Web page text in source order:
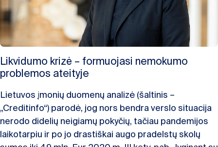
Likvidumo krizė – formuojasi nemokumo
problemos ateityje
Lietuvos įmonių duomenų analizė (šaltinis –
„Creditinfo“) parodė, jog nors bendra verslo situacija
nerodo didelių neigiamų pokyčių, tačiau pandemijos
laikotarpiu ir po jo drastiškai augo pradelstų skolų